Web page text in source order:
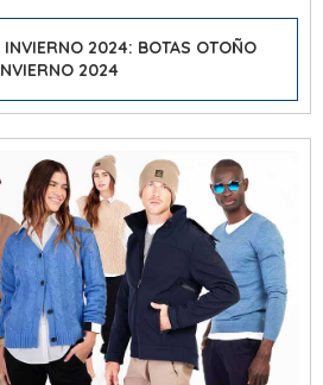
2024: BOTAS OTOÑO
2024